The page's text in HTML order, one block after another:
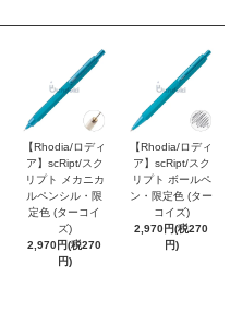
【Rhodia/ロディ
ア】scRipt/スク
リプト メカニカ
ルペンシル・限
定色 (ターコイ
ズ)
2,970円(税270
円)
【Rhodia/ロディ
ア】scRipt/スク
リプト ボールペ
ン・限定色 (ター
コイズ)
2,970円(税270
円)